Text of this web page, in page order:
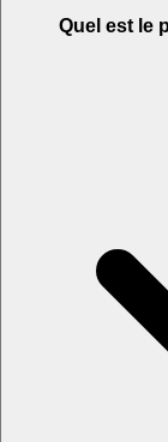
Quel est le